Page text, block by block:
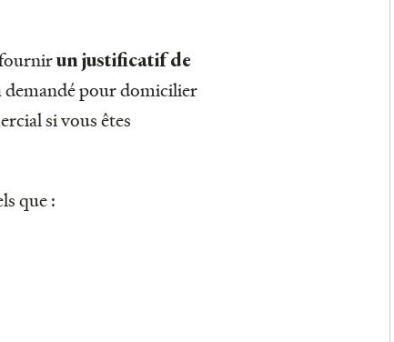
un justificatif de
demandé pour domicilier
si vous êtes
que :